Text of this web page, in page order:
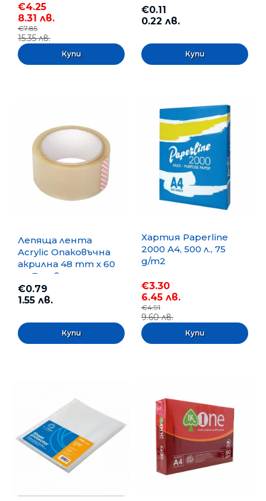
€4.25
8.31 лв.
€7.85
15.35 лв.
€0.11
0.22 лв.
Лепяща лента
Acrylic Опаковъчна
акрилна 48 mm x 60
m, Безцветна
€0.79
1.55 лв.
Хартия Paperline
2000 A4, 500 л., 75
g/m2
€3.30
6.45 лв.
€4.91
9.60 лв.